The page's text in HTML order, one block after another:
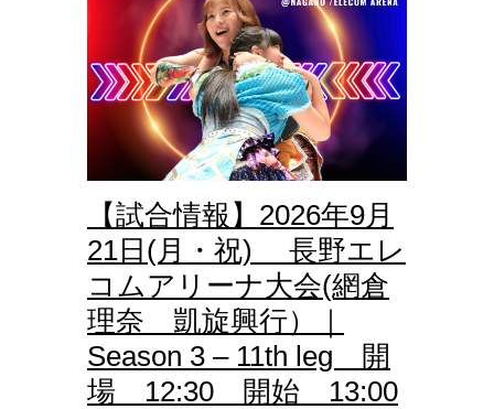
【試合情報】2026年9月
21日(月・祝) 長野エレ
コムアリーナ大会(網倉
理奈 凱旋興行）｜
Season 3 – 11th leg 開
場 12:30 開始 13:00